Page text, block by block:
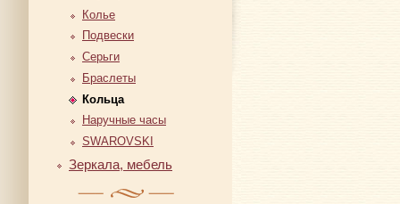
Колье
Подвески
Серьги
Браслеты
Кольца
Наручные часы
SWAROVSKI
Зеркала, мебель